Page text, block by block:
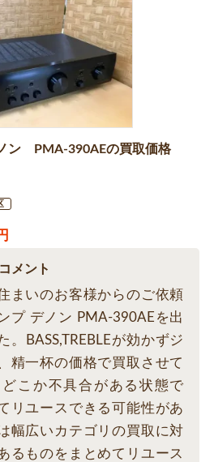
ン PMA-390AEの買取価格
メント
まいのお客様からのご依頼
プ デノン PMA-390AEを出
。BASS,TREBLEが効かずジ
精一杯の価格で買取させて
こか不具合がある状態で
リユースできる可能性があ
幅広いカテゴリの買取に対
るものをまとめてリユース